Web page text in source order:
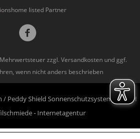
zzgl. Versandkosten und ggf.
wenn nicht anders beschrieben
/ Peddy Shield Sonnenschutzsysteme GmbH
- Internetagentur